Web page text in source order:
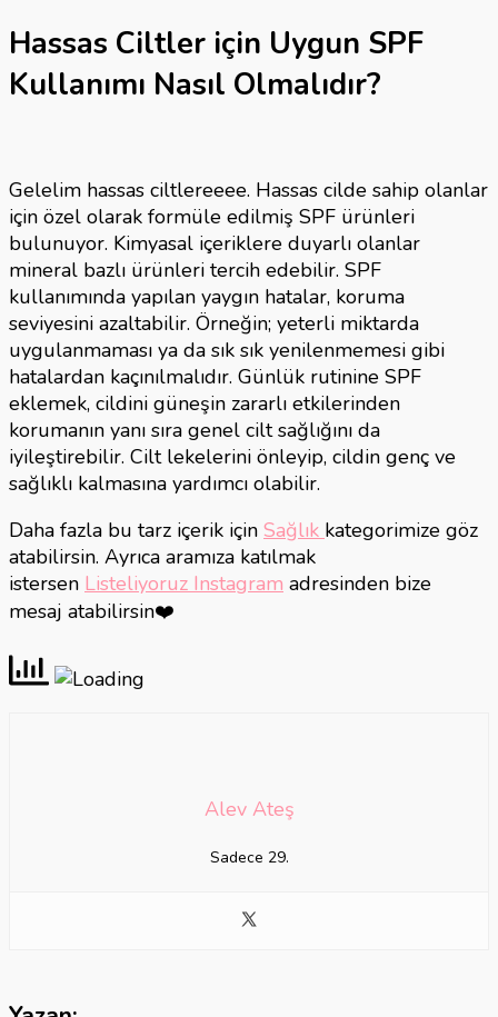
Hassas Ciltler için Uygun SPF
Kullanımı Nasıl Olmalıdır?
Gelelim hassas ciltlereeee. Hassas cilde sahip olanlar
için özel olarak formüle edilmiş SPF ürünleri
bulunuyor. Kimyasal içeriklere duyarlı olanlar
mineral bazlı ürünleri tercih edebilir. SPF
kullanımında yapılan yaygın hatalar, koruma
seviyesini azaltabilir. Örneğin; yeterli miktarda
uygulanmaması ya da sık sık yenilenmemesi gibi
hatalardan kaçınılmalıdır. Günlük rutinine SPF
eklemek, cildini güneşin zararlı etkilerinden
korumanın yanı sıra genel cilt sağlığını da
iyileştirebilir. Cilt lekelerini önleyip, cildin genç ve
sağlıklı kalmasına yardımcı olabilir.
Daha fazla bu tarz içerik için Sağlık kategorimize göz
atabilirsin. Ayrıca aramıza katılmak
istersen Listeliyoruz Instagram adresinden bize
mesaj atabilirsin❤️
Alev Ateş
Sadece 29.